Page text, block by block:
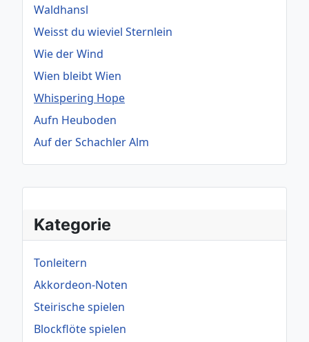
Kategorie
Tonleitern
Akkordeon-Noten
Steirische spielen
Blockflöte spielen
Waldhansl
Weisst du wieviel Sternlein
Wie der Wind
Wien bleibt Wien
Whispering Hope
Aufn Heuboden
Auf der Schachler Alm